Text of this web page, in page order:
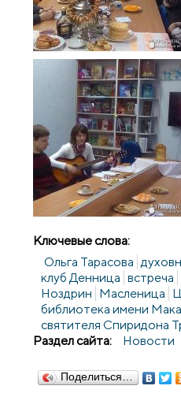
Ключевые слова:
Ольга Тарасова
клуб Денница встреча
Ноздрин Масленица
библиотека имени
святителя Спиридона
Раздел сайта:
Новости
Поделиться…